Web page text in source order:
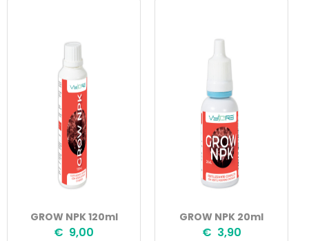
GROW NPK 120ml
€ 9,00
GROW NPK 20ml
€ 3,90